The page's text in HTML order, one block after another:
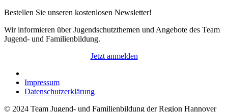
Bestellen Sie unseren kostenlosen Newsletter!
Wir informieren über Jugendschutzthemen und Angebote des Team
Jugend- und Familienbildung.
Jetzt anmelden
Impressum
Datenschutzerklärung
© 2024 Team Jugend- und Familienbildung der Region Hannover